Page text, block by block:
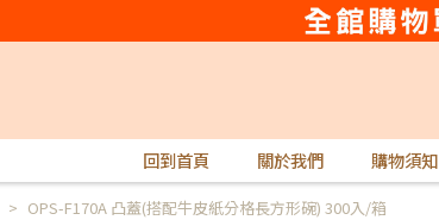
回到首頁 關於我們 購物須知
OPS-F170A 凸蓋(搭配牛皮紙分格長方形碗) 300入/箱